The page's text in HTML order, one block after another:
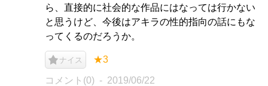
ら、直接的に社会的な作品にはなっては行かない
と思うけど、今後はアキラの性的指向の話にもな
ってくるのだろうか。
ナイス ★3
コメント(0) 2019/06/22